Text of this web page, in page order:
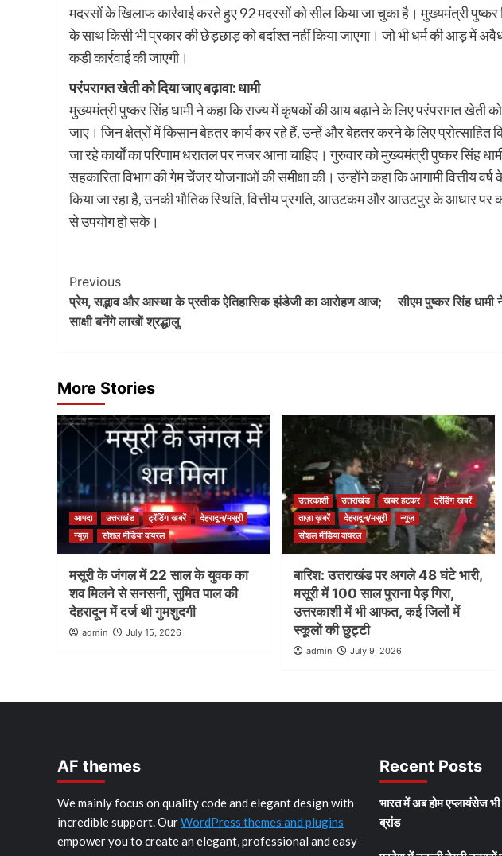
मदरसों के खिलाफ कार्रवाई करते हुए 92 मदरसों को सील किया जा चुका है। मुख्यमंत्री
के साथ किसी भी प्रकार की छेड़छाड़ को बर्दाश्त नहीं किया जाएगा। जो भी धर्म की आड़ में
कड़ी कार्रवाई की जाएगी।
परंपरागत खेती को दिया जाए बढ़ावा: धामी
मुख्यमंत्री पुष्कर सिंह धामी ने कहा कि राज्य में कृषकों की आय बढ़ाने के लिए परंपरागत
जाए। जिन क्षेत्रों में किसान बेहतर कार्य कर रहे हैं, उन्हें और बेहतर करने के लिए प्रोत्साहित
जा रहे कार्यों का परिणाम धरातल पर नजर आना चाहिए। गुरुवार को मुख्यमंत्री पुष्कर सिंह
सहकारिता विभाग की गेम चेंजर योजनाओं की समीक्षा की। उन्होंने कहा कि आगामी वित्तीय वर्ष
किया जा रहा है, उनकी भौतिक स्थिति, वित्तीय प्रगति, आउटकम और आउटपुर के आधार पर
से उपयोग हो सके।
Post
Navigation
Previous
प्रेम, सद्भाव और आस्था के प्रतीक ऐतिहासिक झंडेजी का आरोहण आज;
साक्षी बनेंगे लाखों श्रद्धालु
सीएम पुष्कर सिंह
More Stories
आपदा उत्तराखंड ट्रेंडिंग खबरें
देहरादून/मसूरी
न्यूज़
सोशल मीडिया वायरल
मसूरी के जंगल में 22 साल के युवक का
शव मिलने से सनसनी, सुमित पाल की
देहरादून में दर्ज थी गुमशुदगी
admin July 15, 2026
उत्तरकाशी उत्तराखंड खबर हटकर
ट्रेंडिंग खबरें
ताज़ा ख़बरें
देहरादून/मसूरी
न्यूज़
सोशल मीडिया वायरल
बारिश: उत्तराखंड पर अगले 48 घंटे भारी,
मसूरी में 100 साल पुराना पेड़ गिरा,
उत्तरकाशी में भी आफत, कई जिलों में
स्कूलों की छुट्टी
admin July 9, 2026
AF themes
We mainly focus on quality code and elegant design with
incredible support. OurWordPress themes and plugins
empower you to create an elegant, professional and easy
Recent Posts
भारत में अब होम एप्लायंसेज
ब्रांड